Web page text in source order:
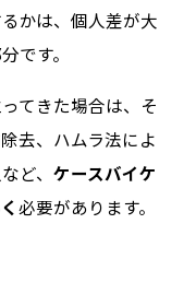
かは、個人差が大
です。
てきた場合は、そ
去、ハムラ法によ
ど、 ケースバイケ
必要があります。